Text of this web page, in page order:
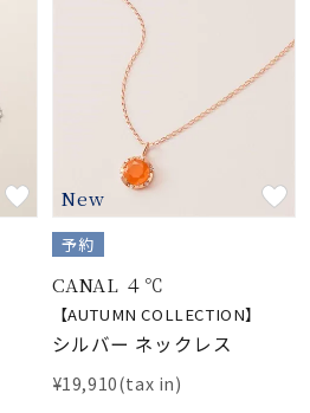
New
予約
CANAL ４℃
【AUTUMN COLLECTION】
シルバー ネックレス
¥19,910(tax in)